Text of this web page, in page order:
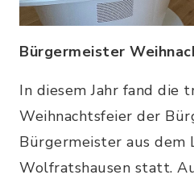
Bürgermeister
In diesem Jahr fand die
Weihnachtsfeier der
Bürgermeister aus dem
Wolfratshausen statt.